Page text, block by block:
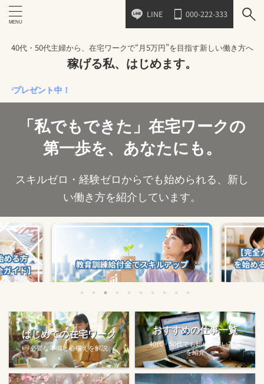
LINE 000-222-333
40代・50代主婦から、在宅ワークで“月5万円”を目指す新しい働き方へ
稼げる私、はじめます。
ト中！
「私でもできた」在宅ワークの
第一歩を、あなたにも。
スキルゼロ・経験ゼロからでも始められる、新し
い働き方を紹介しています。
る方法
教育訓練給付金で賢くスキルアップする
方法【主婦でも使え...
【完全ガ
はじめての在宅ワーク
必要な準備と心構えを解説
おすすめの仕事一覧
40代・50代でも始めやすい案件
を紹介